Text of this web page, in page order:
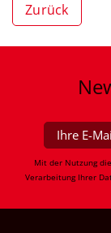
Zurück
Mit der Nutzung
Verarbeitung Ihrer